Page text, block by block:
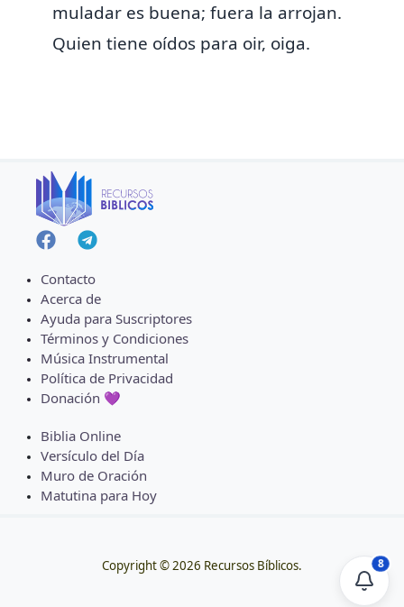
muladar es buena; fuera la arrojan.
Quien tiene oídos para oir, oiga.
Contacto
Acerca de
Ayuda para Suscriptores
Términos y Condiciones
Música Instrumental
Política de Privacidad
Donación 💜
Biblia Online
Versículo del Día
Muro de Oración
Matutina para Hoy
Copyright © 2026 Recursos Bíblicos. 8